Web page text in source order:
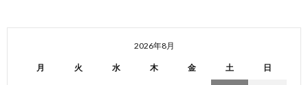
2026年8月
月 火 水 木 金 土 日